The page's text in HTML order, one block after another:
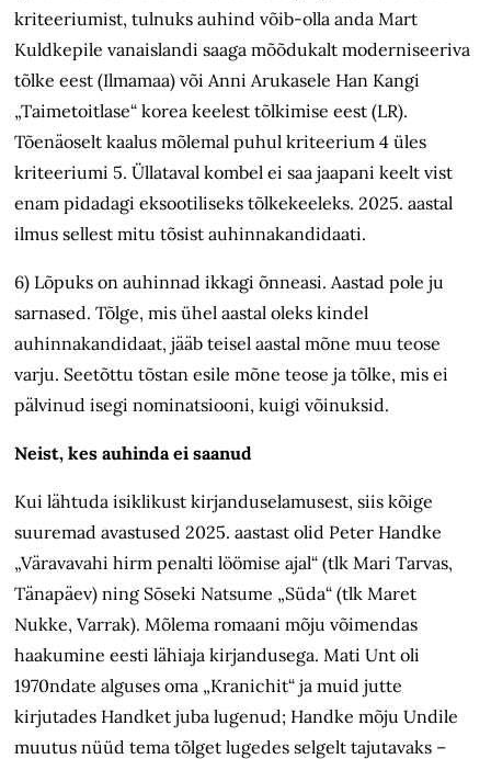
kriteeriumist, tulnuks auhind võib-olla anda Mart
Kuldkepile vanaislandi saaga mõõdukalt moderniseeriva
tõlke eest (Ilmamaa) või Anni Arukasele Han Kangi
„Taimetoitlase“ korea keelest tõlkimise eest (LR).
Tõenäoselt kaalus mõlemal puhul kriteerium 4 üles
kriteeriumi 5. Üllataval kombel ei saa jaapani keelt vist
enam pidadagi eksootiliseks tõlkekeeleks. 2025. aastal
ilmus sellest mitu tõsist auhinnakandidaati.
6) Lõpuks on auhinnad ikkagi õnneasi. Aastad pole ju
sarnased. Tõlge, mis ühel aastal oleks kindel
auhinnakandidaat, jääb teisel aastal mõne muu teose
varju. Seetõttu tõstan esile mõne teose ja tõlke, mis ei
pälvinud isegi nominatsiooni, kuigi võinuksid.
Neist, kes auhinda ei saanud
Kui lähtuda isiklikust kirjanduselamusest, siis kõige
suuremad avastused 2025. aastast olid Peter Handke
„Väravavahi hirm penalti löömise ajal“ (tlk Mari Tarvas,
Tänapäev) ning Sōseki Natsume „Süda“ (tlk Maret
Nukke, Varrak). Mõlema romaani mõju võimendas
haakumine eesti lähiaja kirjandusega. Mati Unt oli
1970ndate alguses oma „Kranichit“ ja muid jutte
kirjutades Hand­ket juba lugenud; Handke mõju Undile
muutus nüüd tema tõlget lugedes selgelt tajutavaks –